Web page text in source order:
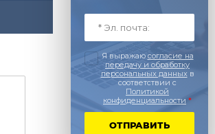
Я выражаю согласие на
передачу и обработку
персональных данных в
соответствии с
Политикой
конфиденциальности *
ОТПРАВИТЬ